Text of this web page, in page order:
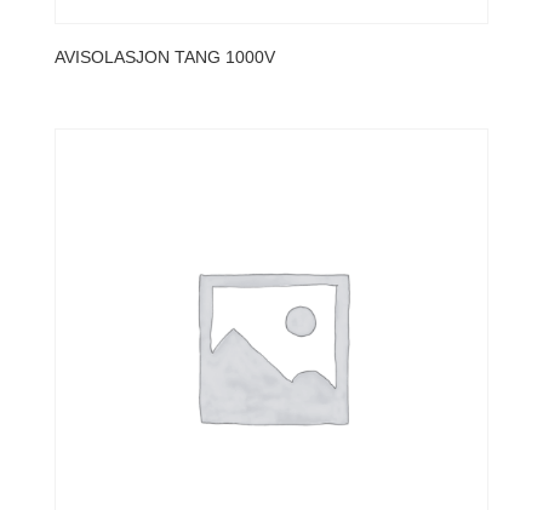
AVISOLASJON TANG 1000V